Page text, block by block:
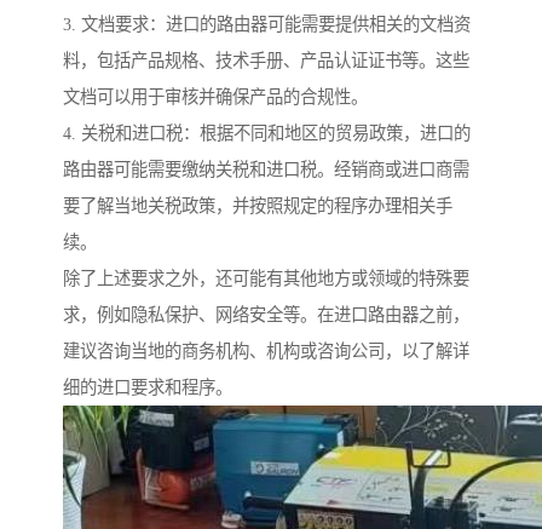
3. 文档要求：进口的路由器可能需要提供相关的文档资
料，包括产品规格、技术手册、产品认证证书等。这些
文档可以用于审核并确保产品的合规性。
4. 关税和进口税：根据不同和地区的贸易政策，进口的
路由器可能需要缴纳关税和进口税。经销商或进口商需
要了解当地关税政策，并按照规定的程序办理相关手
续。
除了上述要求之外，还可能有其他地方或领域的特殊要
求，例如隐私保护、网络安全等。在进口路由器之前，
建议咨询当地的商务机构、机构或咨询公司，以了解详
细的进口要求和程序。